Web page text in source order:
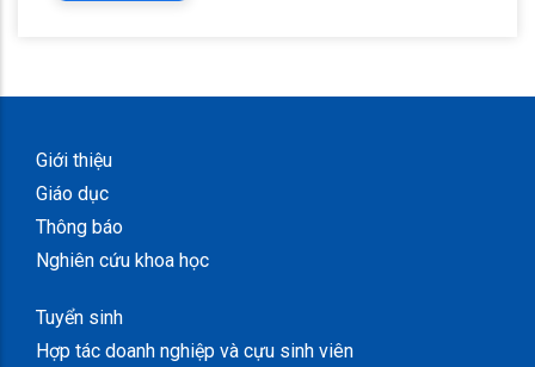
Giới thiệu
Giáo dục
Thông báo
Nghiên cứu khoa học
Tuyển sinh
Hợp tác doanh nghiệp và cựu sinh viên